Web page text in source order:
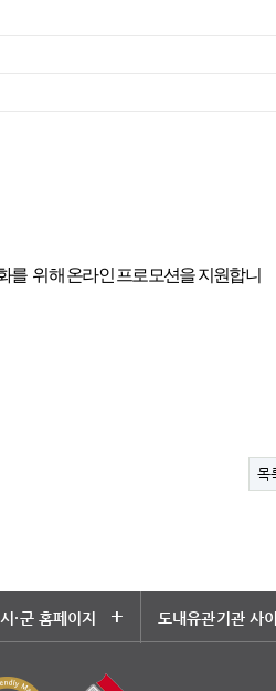
를 위해 온라인 프로모션을 지원합니
목
·군 홈페이지 + 도내유관기관